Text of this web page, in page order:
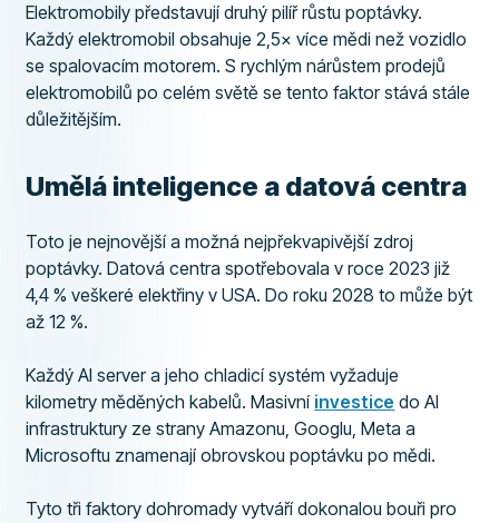
Elektromobily představují druhý pilíř růstu poptávky.
Každý elektromobil obsahuje 2,5× více mědi než vozidlo
se spalovacím motorem. S rychlým nárůstem prodejů
elektromobilů po celém světě se tento faktor stává stále
důležitějším.
Umělá inteligence a datová centra
Toto je nejnovější a možná nejpřekvapivější zdroj
poptávky. Datová centra spotřebovala v roce 2023 již
4,4 % veškeré elektřiny v USA. Do roku 2028 to může být
až 12 %.
Každý AI server a jeho chladicí systém vyžaduje
kilometry měděných kabelů. Masivní investice do AI
infrastruktury ze strany Amazonu, Googlu, Meta a
Microsoftu znamenají obrovskou poptávku po mědi.
Tyto tři faktory dohromady vytváří dokonalou bouři pro